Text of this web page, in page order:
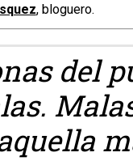
, bloguero.
del